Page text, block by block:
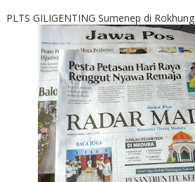
PLTS GILIGENTING Sumenep di Rokhung